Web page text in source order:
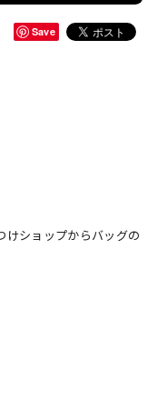
Save
けショップからバッグの